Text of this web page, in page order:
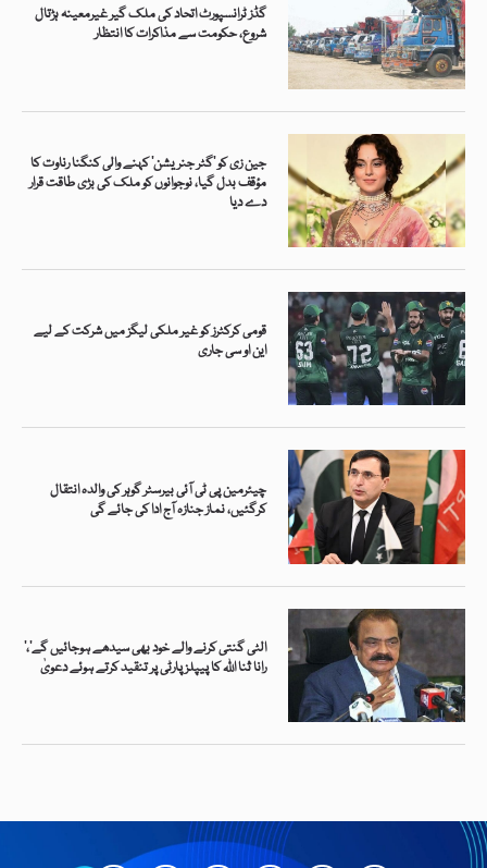
گڈز ٹرانسپورٹ اتحاد کی ملک گیر غیرمعینہ ہڑتال
شروع، حکومت سے مذاکرات کا انتظار
جین زی کو ’گٹر جنریشن‘ کہنے والی کنگنا رناوت کا
مؤقف بدل گیا، نوجوانوں کو ملک کی بڑی طاقت قرار
دے دیا
قومی کرکٹرز کو غیر ملکی لیگز میں شرکت کے لیے
این او سی جاری
چیئرمین پی ٹی آئی بیرسٹر گوہر کی والدہ انتقال
کرگئیں، نماز جنازہ آج ادا کی جائے گی
’الٹی گنتی کرنے والے خود بھی سیدھے ہوجائیں گے‘،
رانا ثنا اللہ کا پیپلز پارٹی پر تنقید کرتے ہوئے دعویٰ